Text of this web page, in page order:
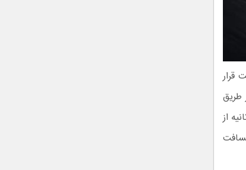
قرار
را از طریق
۸ سرعته به کف جاده تزریق کند. مانیان ترا می‌تواند در عرض ۱۰ ثانیه از
مسافت